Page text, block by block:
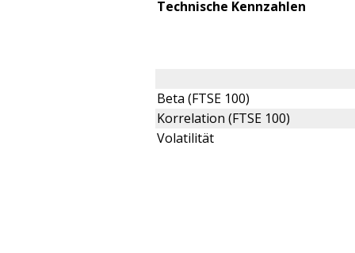
Technische Kennzahlen
Beta (FTSE 100)
Korrelation (FTSE 100)
Volatilität